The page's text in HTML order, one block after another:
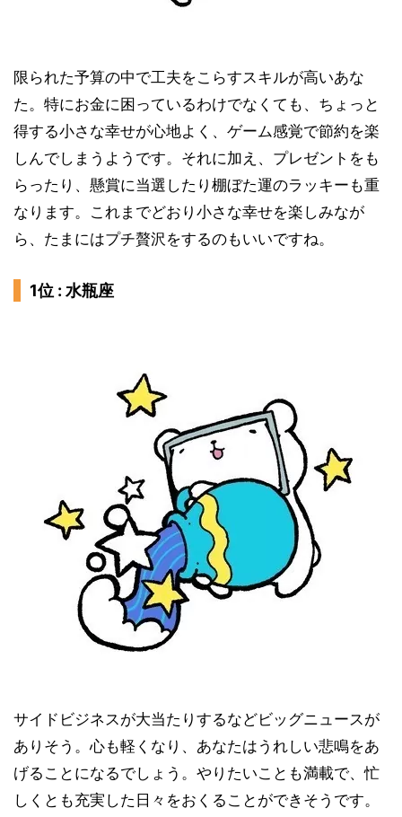
限られた予算の中で工夫をこらすスキルが高いあな
た。特にお金に困っているわけでなくても、ちょっと
得する小さな幸せが心地よく、ゲーム感覚で節約を楽
しんでしまうようです。それに加え、プレゼントをも
らったり、懸賞に当選したり棚ぼた運のラッキーも重
なります。これまでどおり小さな幸せを楽しみなが
ら、たまにはプチ贅沢をするのもいいですね。
1位 : 水瓶座
サイドビジネスが大当たりするなどビッグニュースが
ありそう。心も軽くなり、あなたはうれしい悲鳴をあ
げることになるでしょう。やりたいことも満載で、忙
しくとも充実した日々をおくることができそうです。